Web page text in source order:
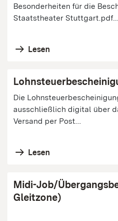
Besonderheiten für die
Staatstheater Stuttgart.pdf...
Lesen
Die
ausschließlich digital über
Versand per Post...
Lesen
Midi-Job/
Gleitzone)